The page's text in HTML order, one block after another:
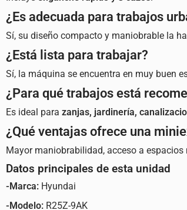
¿Es adecuada para trabajos
Sí, su diseño compacto y maniobrable la
¿Está lista para trabajar?
Sí, la máquina se encuentra en muy buen
¿Para qué trabajos está
Es ideal para zanjas, jardinería,
¿Qué ventajas ofrece una
Mayor maniobrabilidad, acceso a
Datos principales de esta unidad
-Marca: Hyundai
-Modelo: R25Z-9AK